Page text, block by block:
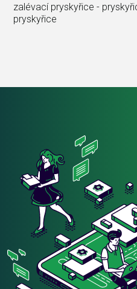
zalévací pryskyřice -
pryskyřice